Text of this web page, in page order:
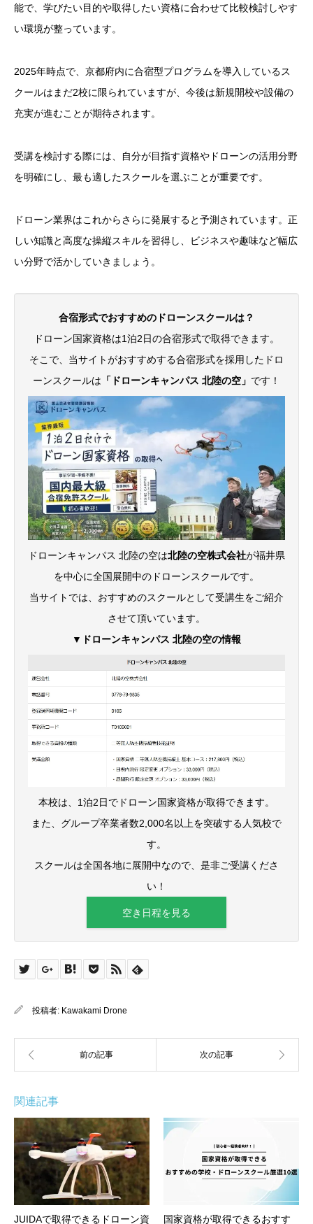
能で、学びたい目的や取得したい資格に合わせて比較検討しやす
い環境が整っています。
2025年時点で、京都府内に合宿型プログラムを導入しているス
クールはまだ2校に限られていますが、今後は新規開校や設備の
充実が進むことが期待されます。
受講を検討する際には、自分が目指す資格やドローンの活用分野
を明確にし、最も適したスクールを選ぶことが重要です。
ドローン業界はこれからさらに発展すると予測されています。正
しい知識と高度な操縦スキルを習得し、ビジネスや趣味など幅広
い分野で活かしていきましょう。
合宿形式でおすすめのドローンスクールは？
ドローン国家資格は1泊2日の合宿形式で取得できます。
そこで、当サイトがおすすめする合宿形式を採用したドロ
ーンスクールは 「ドローンキャンパス 北陸の空」 です！
ドローンキャンパス 北陸の空は北陸の空株式会社が福井県
を中心に全国展開中のドローンスクールです。
当サイトでは、おすすめのスクールとして受講生をご紹介
させて頂いています。
▼ドローンキャンパス 北陸の空の情報
本校は、1泊2日でドローン国家資格が取得できます。
また、グループ卒業者数2,000名以上を突破する人気校で
す。
スクールは全国各地に展開中なので、是非ご受講くださ
い！
空き日程を見る
投稿者: Kawakami Drone
関連記事
JUIDAで取得できるドローン資
国家資格が取得できるおすす